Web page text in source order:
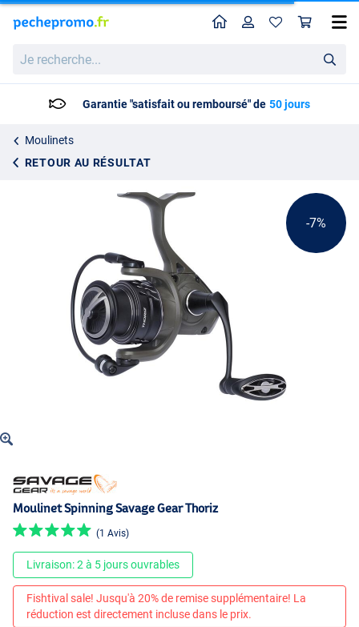
recherche...
HomeProfil
Garantie "satisfait ou remboursé" de 50 jours
Moulinets
RETOUR AU RÉSULTAT
Moulinet Spinning Savage Gear Thoriz
-7%
Moulinet Spinning Savage Gear Thoriz
(1 Avis)
Livraison: 2 à 5 jours ouvrables
Fishtival sale! Jusqu'à 20% de remise supplémentaire! La
réduction est directement incluse dans le prix.